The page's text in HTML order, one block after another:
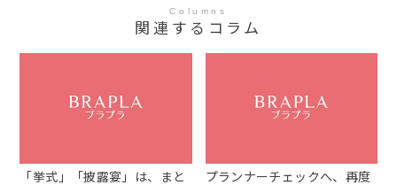
Columns
関連するコラム
「挙式」「披露宴」は、まと
プランナーチェックへ、再度